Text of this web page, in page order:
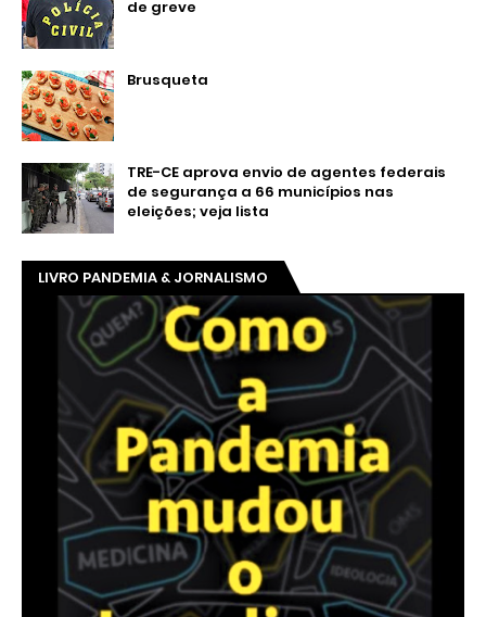
de greve
Brusqueta
TRE-CE aprova envio de agentes federais
de segurança a 66 municípios nas
eleições; veja lista
LIVRO PANDEMIA & JORNALISMO